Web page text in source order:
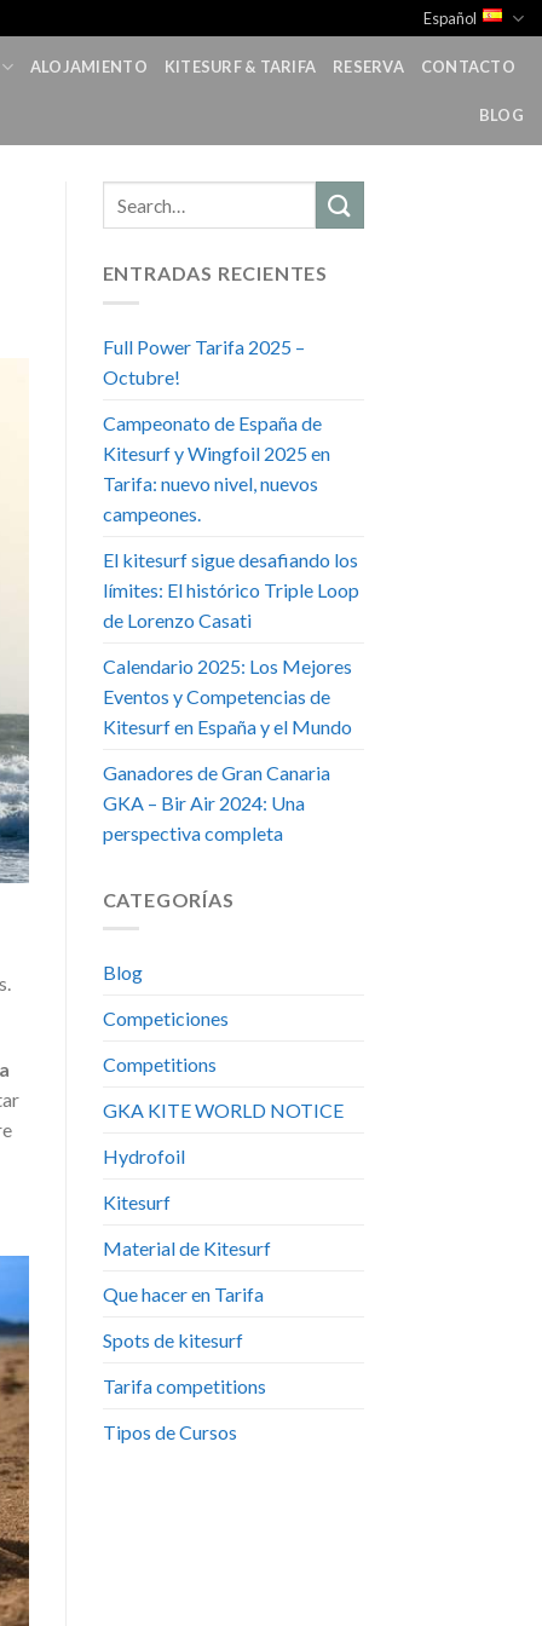
Español
ALOJAMIENTO KITESURF & TARIFA RESERVA CONTACTO
BLOG
ENTRADAS RECIENTES
Full Power Tarifa 2025 –
Octubre!
Campeonato de España de
Kitesurf y Wingfoil 2025 en
Tarifa: nuevo nivel, nuevos
campeones.
El kitesurf sigue desafiando los
límites: El histórico Triple Loop
de Lorenzo Casati
Calendario 2025: Los Mejores
Eventos y Competencias de
Kitesurf en España y el Mundo
Ganadores de Gran Canaria
GKA – Bir Air 2024: Una
perspectiva completa
CATEGORÍAS
Blog
Competiciones
Competitions
GKA KITE WORLD NOTICE
Hydrofoil
Kitesurf
Material de Kitesurf
Que hacer en Tarifa
Spots de kitesurf
Tarifa competitions
Tipos de Cursos